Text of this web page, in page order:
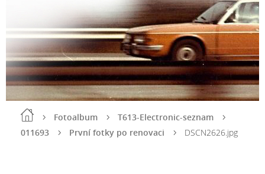
Fotoalbum
T613-Electronic-seznam
011693
První fotky po renovaci DSCN2626.jpg